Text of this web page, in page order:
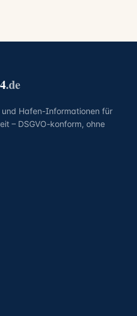
.de
Hafen-Informationen für
– DSGVO-konform, ohne